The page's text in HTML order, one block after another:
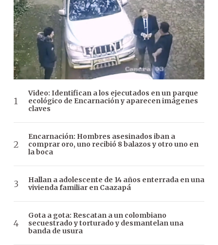
Video: Identifican a los ejecutados en un parque
ecológico de Encarnación y aparecen imágenes
claves
Encarnación: Hombres asesinados iban a
comprar oro, uno recibió 8 balazos y otro uno en
la boca
Hallan a adolescente de 14 años enterrada en una
vivienda familiar en Caazapá
Gota a gota: Rescatan a un colombiano
secuestrado y torturado y desmantelan una
banda de usura